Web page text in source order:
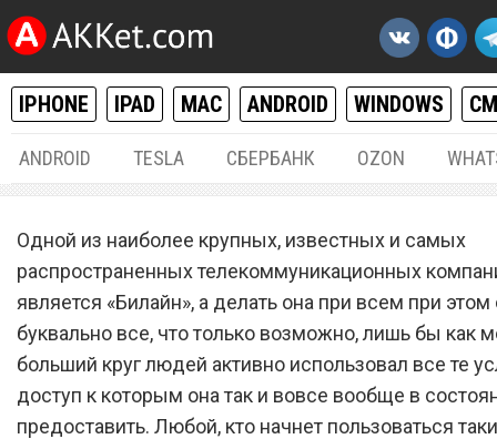
IPHONE IPAD MAC ANDROID WINDOWS
ANDROID TESLA СБЕРБАНК OZON
Сотовый оператор
«Билайн» прекращает
существование и
всех абонентов без связи
Одной из наиболее крупных, известных и самых
распространенных телекоммуникационных
является «Билайн», а делать она при всем при
буквально все, что только возможно, лишь бы как
больший круг людей активно использовал все те
доступ к которым она так и вовсе вообще в
предоставить. Любой, кто начнет пользоваться